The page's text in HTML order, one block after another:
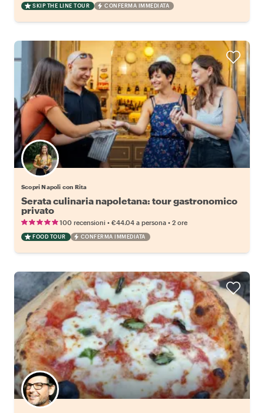
SKIP THE LINE TOUR CONFERMA IMMEDIATA
Scopri Napoli con Rita
Serata culinaria napoletana: tour gastronomico
privato
100 recensioni • €44.04 a persona • 2 ore
FOOD TOUR CONFERMA IMMEDIATA